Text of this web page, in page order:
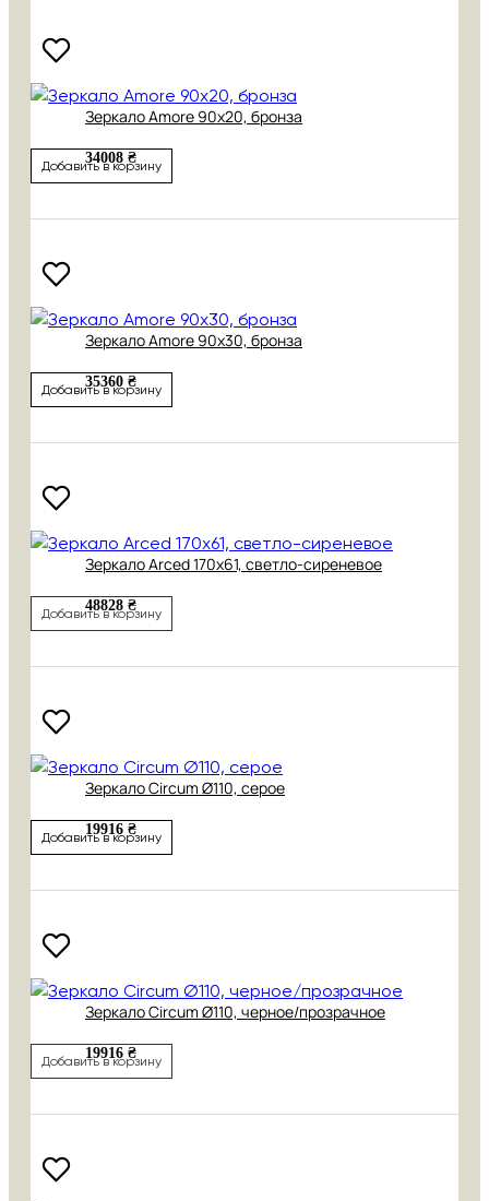
Зеркало Amore 90х20, бронза
34008 ₴
Добавить в корзину
Зеркало Amore 90х30, бронза
35360 ₴
Добавить в корзину
Зеркало Arced 170х61, светло-сиреневое
48828 ₴
Добавить в корзину
Зеркало Circum Ø110, серое
19916 ₴
Добавить в корзину
Зеркало Circum Ø110, черное/прозрачное
19916 ₴
Добавить в корзину